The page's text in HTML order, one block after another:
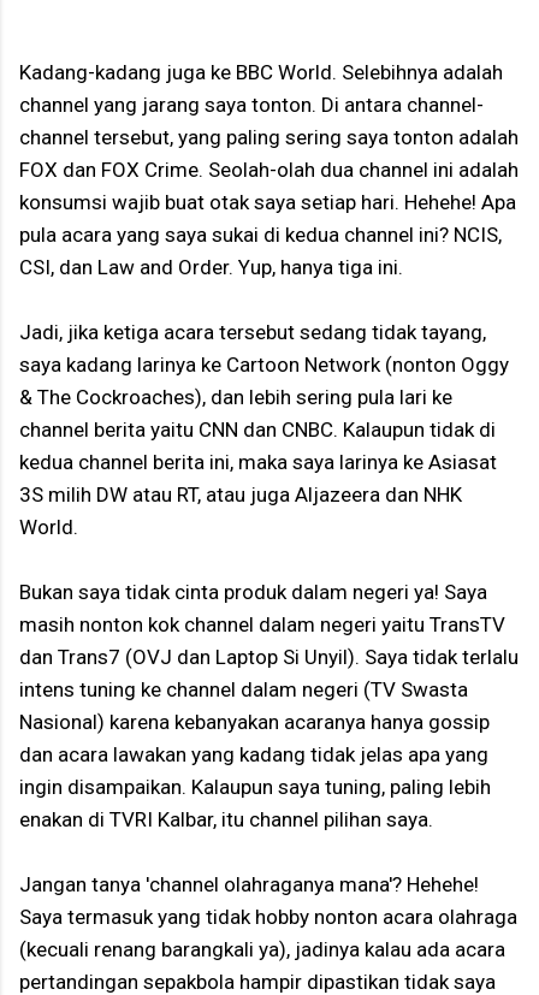
Kadang-kadang juga ke BBC World. Selebihnya adalah
channel yang jarang saya tonton. Di antara channel-
channel tersebut, yang paling sering saya tonton adalah
FOX dan FOX Crime. Seolah-olah dua channel ini adalah
konsumsi wajib buat otak saya setiap hari. Hehehe! Apa
pula acara yang saya sukai di kedua channel ini? NCIS,
CSI, dan Law and Order. Yup, hanya tiga ini.
Jadi, jika ketiga acara tersebut sedang tidak tayang,
saya kadang larinya ke Cartoon Network (nonton Oggy
& The Cockroaches), dan lebih sering pula lari ke
channel berita yaitu CNN dan CNBC. Kalaupun tidak di
kedua channel berita ini, maka saya larinya ke Asiasat
3S milih DW atau RT, atau juga Aljazeera dan NHK
World.
Bukan saya tidak cinta produk dalam negeri ya! Saya
masih nonton kok channel dalam negeri yaitu TransTV
dan Trans7 (OVJ dan Laptop Si Unyil). Saya tidak terlalu
intens tuning ke channel dalam negeri (TV Swasta
Nasional) karena kebanyakan acaranya hanya gossip
dan acara lawakan yang kadang tidak jelas apa yang
ingin disampaikan. Kalaupun saya tuning, paling lebih
enakan di TVRI Kalbar, itu channel pilihan saya.
Jangan tanya 'channel olahraganya mana'? Hehehe!
Saya termasuk yang tidak hobby nonton acara olahraga
(kecuali renang barangkali ya), jadinya kalau ada acara
pertandingan sepakbola hampir dipastikan tidak saya